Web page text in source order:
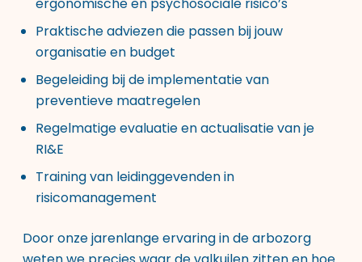
Praktische adviezen die passen bij jouw
organisatie en budget
Begeleiding bij de implementatie van
preventieve maatregelen
Regelmatige evaluatie en actualisatie van je
RI&E
Training van leidinggevenden in
risicomanagement
Door onze jarenlange ervaring in de arbozorg